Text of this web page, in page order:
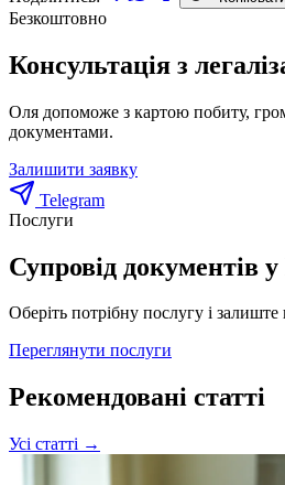
Безкоштовно
Консультація з
Оля допоможе з картою побиту,
документами.
Залишити заявку
Telegram
Послуги
Супровід документів
Оберіть потрібну послугу і залиште
Переглянути послуги
Рекомендовані статті
Усі статті →